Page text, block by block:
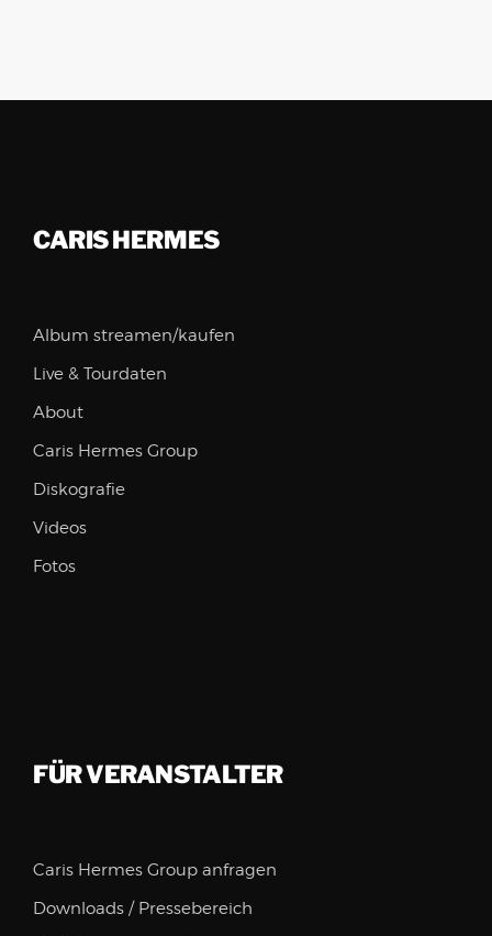
CARIS HERMES
Album streamen/kaufen
Live & Tourdaten
About
Caris Hermes Group
Diskografie
Videos
Fotos
FÜR VERANSTALTER
Caris Hermes Group anfragen
Downloads / Pressebereich